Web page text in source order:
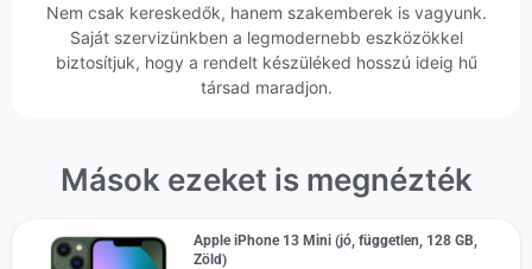
Nem csak kereskedők, hanem szakemberek is vagyunk.
Saját szervizünkben a legmodernebb eszközökkel
biztosítjuk, hogy a rendelt készüléked hosszú ideig hű
társad maradjon.
Mások ezeket is megnézték
Apple iPhone 13 Mini (jó, független, 128 GB,
Zöld)